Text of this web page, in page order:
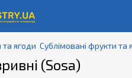
та ягоди Сублімовані фрукти та
(Sosa)